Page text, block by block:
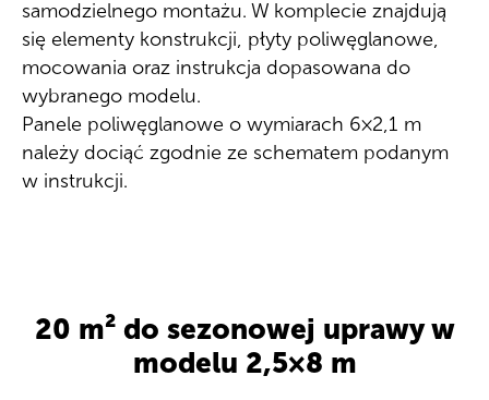
samodzielnego montażu. W komplecie znajdują
się elementy konstrukcji, płyty poliwęglanowe,
mocowania oraz instrukcja dopasowana do
wybranego modelu.
Panele poliwęglanowe o wymiarach 6×2,1 m
należy dociąć zgodnie ze schematem podanym
w instrukcji.
20 m² do sezonowej uprawy w
modelu 2,5×8 m